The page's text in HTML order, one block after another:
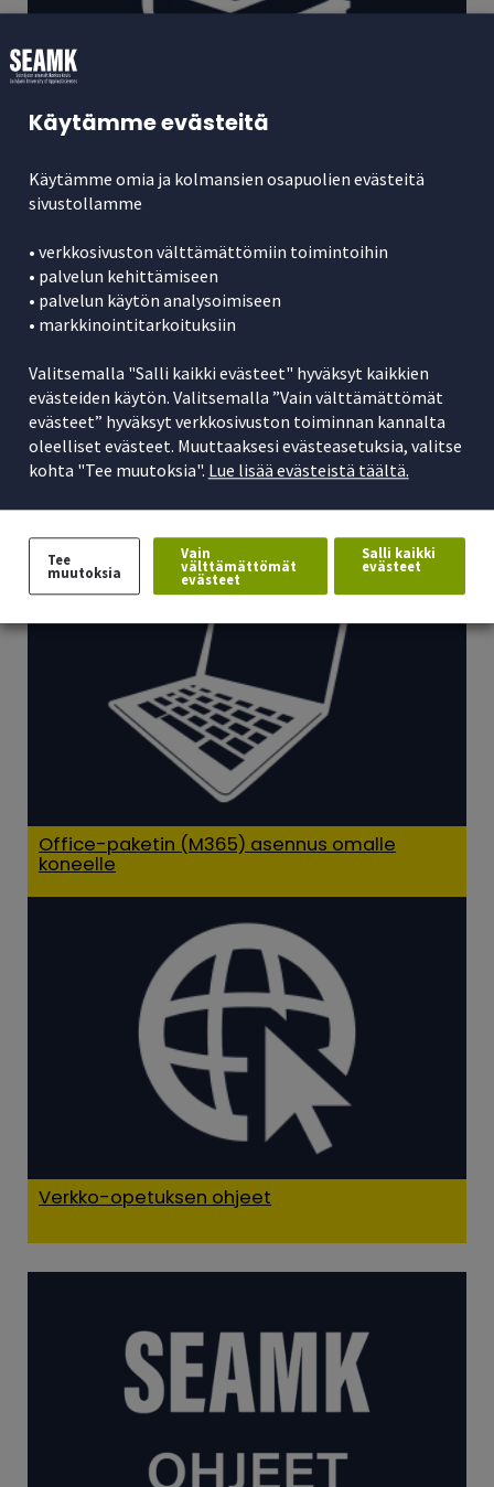
Office-paketin (M365) asennus omalle
koneelle
Verkko-opetuksen ohjeet
Käytämme evästeitä
Käytämme omia ja kolmansien osapuolien evästeitä
sivustollamme
• verkkosivuston välttämättömiin toimintoihin
• palvelun kehittämiseen
• palvelun käytön analysoimiseen
• markkinointitarkoituksiin
Valitsemalla "Salli kaikki evästeet" hyväksyt kaikkien
evästeiden käytön. Valitsemalla ”Vain välttämättömät
evästeet” hyväksyt verkkosivuston toiminnan kannalta
oleelliset evästeet. Muuttaaksesi evästeasetuksia, valitse
kohta "Tee muutoksia". Lue lisää evästeistä täältä.
Tee
muutoksia
Vain
välttämättömät
evästeet
Salli kaikki
evästeet